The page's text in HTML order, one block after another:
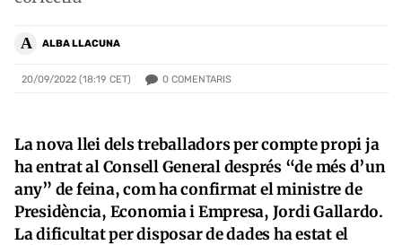
A ALBA LLACUNA
20/09/2022 (18:19 CET) 0 COMENTARIS
La nova llei dels treballadors per compte propi ja
ha entrat al Consell General després “de més d’un
any” de feina, com ha confirmat el ministre de
Presidència, Economia i Empresa, Jordi Gallardo.
La dificultat per disposar de dades ha estat el